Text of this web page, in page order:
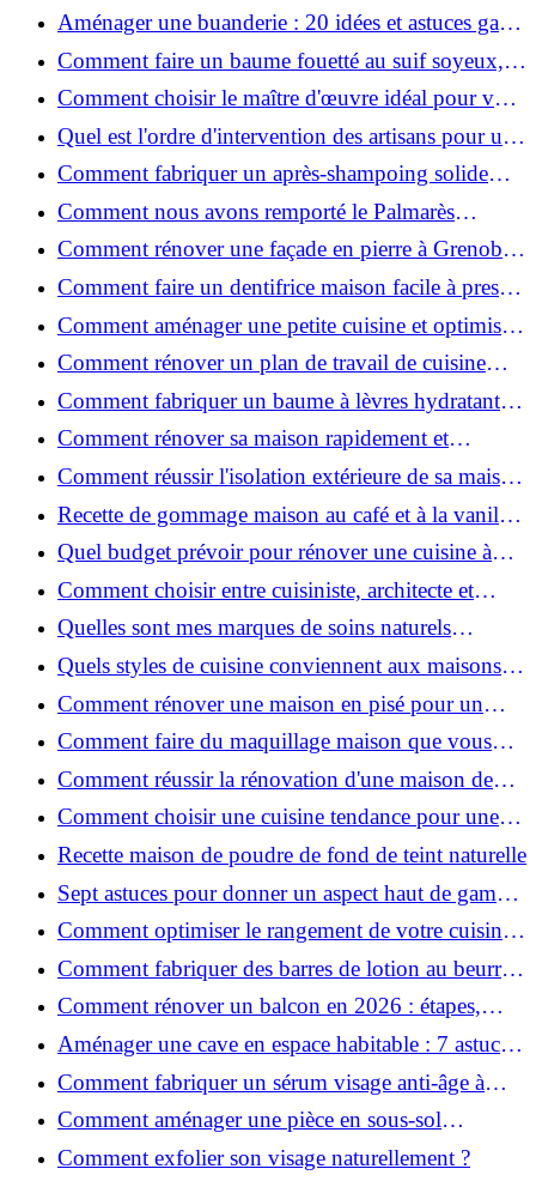
2026 ?
Aménager une buanderie : 20 idées et astuces gain
de place pour un espace fonctionnel et stylé
Comment faire un baume fouetté au suif soyeux,
fait maison ?
Comment choisir le maître d'œuvre idéal pour vos
travaux de rénovation ?
Quel est l'ordre d'intervention des artisans pour une
rénovation ?
Comment fabriquer un après-shampoing solide
naturel pour cheveux ?
Comment nous avons remporté le Palmarès
(Ré)HABITER 2025 : les coulisses du projet primé
?
Comment rénover une façade en pierre à Grenoble
: techniques, coûts et conseils
Comment faire un dentifrice maison facile à presser
?
Comment aménager une petite cuisine et optimiser
chaque centimètre carré ?
Comment rénover un plan de travail de cuisine
facilement : guide étape par étape
Comment fabriquer un baume à lèvres hydratant et
naturel au suif ?
Comment rénover sa maison rapidement et
efficacement ?
Comment réussir l'isolation extérieure de sa maison
pour une rénovation performante et durable ?
Recette de gommage maison au café et à la vanille
pour une peau douce
Quel budget prévoir pour rénover une cuisine à
Voiron en 2026 : coûts et aides locales ?
Comment choisir entre cuisiniste, architecte et
contractant général à Voiron ?
Quelles sont mes marques de soins naturels
préférées ?
Quels styles de cuisine conviennent aux maisons et
appartements du Voironnais ?
Comment rénover une maison en pisé pour un
habitat sain et performant ?
Comment faire du maquillage maison que vous
utiliserez vraiment ?
Comment réussir la rénovation d'une maison de
ville en 2026 ?
Comment choisir une cuisine tendance pour une
rénovation en 2026 ?
Recette maison de poudre de fond de teint naturelle
Sept astuces pour donner un aspect haut de gamme
à votre cuisine
Comment optimiser le rangement de votre cuisine
et gagner de la place ?
Comment fabriquer des barres de lotion au beurre
de karité ?
Comment rénover un balcon en 2026 : étapes,
budget et matériaux ?
Aménager une cave en espace habitable : 7 astuces
essentielles
Comment fabriquer un sérum visage anti-âge à
l'huile de rose musquée ?
Comment aménager une pièce en sous-sol
efficacement ?
Comment exfolier son visage naturellement ?